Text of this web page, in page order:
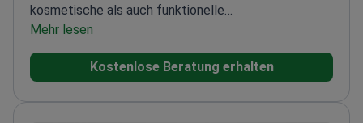
kosmetische als auch funktionelle
Nasenoperationen
Patienten zusammen, um die gewünschten
Mehr lesen
Kostenlose Beratung erhalten